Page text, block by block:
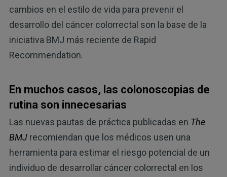
cambios en el estilo de vida para prevenir el
desarrollo del cáncer colorrectal son la base de la
iniciativa BMJ más reciente de Rapid
Recommendation.
En muchos casos, las colonoscopias de
rutina son innecesarias
Las nuevas pautas de práctica publicadas en The
BMJrecomiendan que los médicos usen una
herramienta para estimar el riesgo potencial de un
individuo de desarrollar cáncer colorrectal en los